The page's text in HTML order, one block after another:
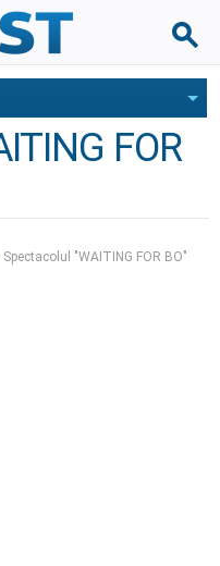
FOR
Spectacolul "WAITING FOR BO"